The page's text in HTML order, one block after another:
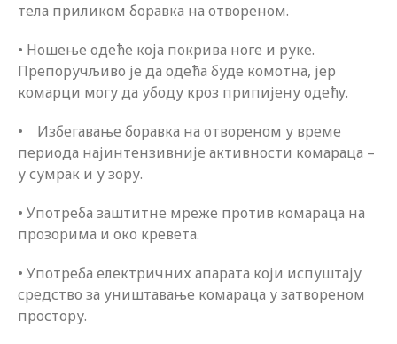
тела приликом боравка на отвореном.
• Ношење одеће која покрива ноге и руке.
Препоручљиво је да одећа буде комотна, јер
комарци могу да убоду кроз припијену одећу.
• Избегавање боравка на отвореном у време
периода најинтензивније активности комараца –
у сумрак и у зору.
• Употреба заштитне мреже против комараца на
прозорима и око кревета.
• Употреба електричних апарата који испуштају
средство за уништавање комараца у затвореном
простору.